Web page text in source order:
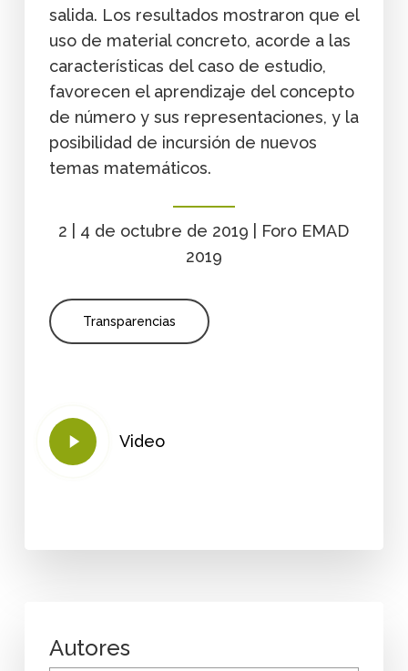
salida. Los resultados mostraron que el
uso de material concreto, acorde a las
características del caso de estudio,
favorecen el aprendizaje del concepto
de número y sus representaciones, y la
posibilidad de incursión de nuevos
temas matemáticos.
2 | 4 de octubre de 2019 | Foro EMAD
2019
Transparencias
Play
Video
Video
Autores